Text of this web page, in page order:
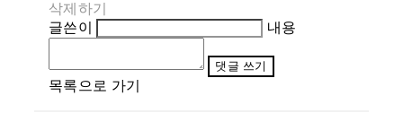
삭제하기
글쓴이
내용
댓글 쓰기
목록으로 가기